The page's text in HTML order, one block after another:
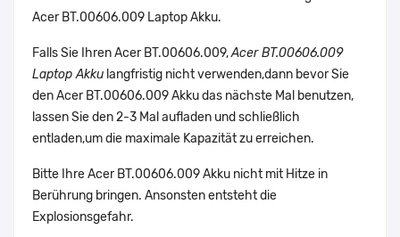
Acer BT.00606.009 Laptop Akku.
Falls Sie Ihren Acer BT.00606.009,Acer BT.00606.009
Laptop Akku langfristig nicht verwenden,dann bevor Sie
den Acer BT.00606.009 Akku das nächste Mal benutzen,
lassen Sie den 2-3 Mal aufladen und schließlich
entladen,um die maximale Kapazität zu erreichen.
Bitte Ihre Acer BT.00606.009 Akku nicht mit Hitze in
Berührung bringen. Ansonsten entsteht die
Explosionsgefahr.